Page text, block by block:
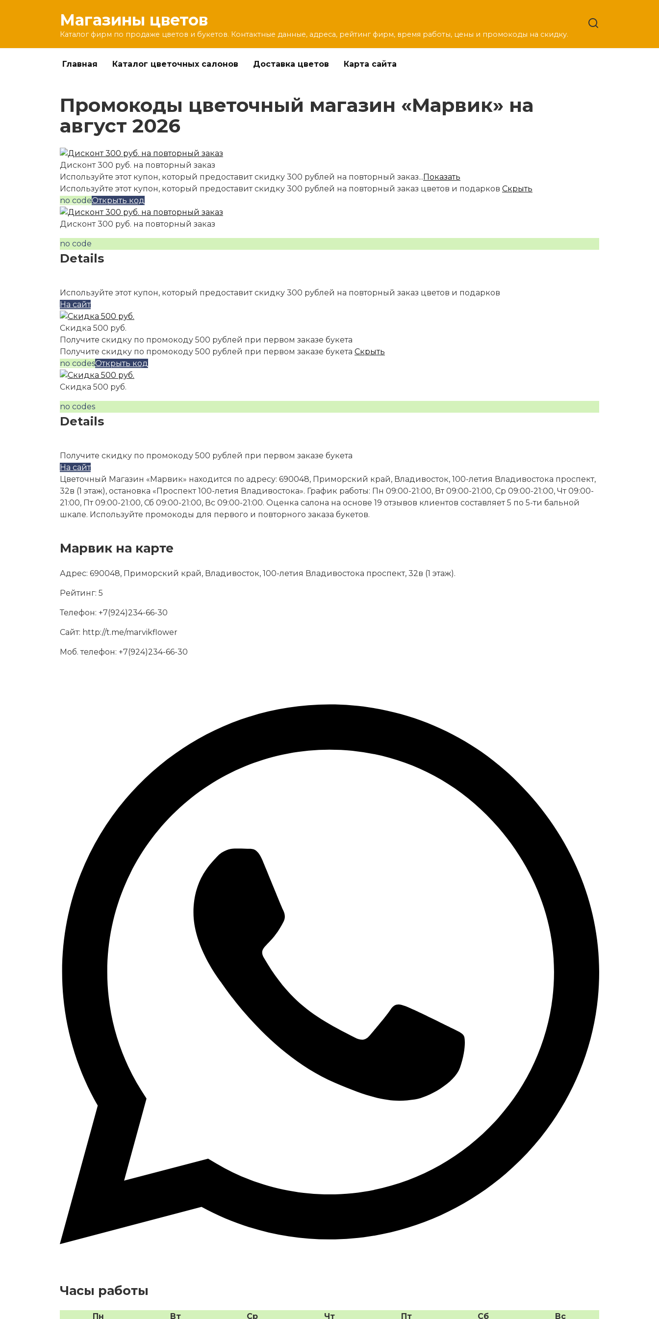
Магазины цветов
Каталог фирм по продаже цветов и букетов. Контактные данные, адреса, рейтинг фирм, время работы, цены и промокоды на скидку.
Главная Каталог цветочных салонов Доставка цветов Карта сайта
Промокоды цветочный магазин «Марвик» на
август 2026
Дисконт 300 руб. на повторный заказ
Используйте этот купон, который предоставит скидку 300 рублей на повторный заказ...Показать
Используйте этот купон, который предоставит скидку 300 рублей на повторный заказ цветов и подарков Скрыть
no codeОткрыть код
Дисконт 300 руб. на повторный заказ
no code
Details
Используйте этот купон, который предоставит скидку 300 рублей на повторный заказ цветов и подарков
На сайт
Скидка 500 руб.
Получите скидку по промокоду 500 рублей при первом заказе букета
Получите скидку по промокоду 500 рублей при первом заказе букета Скрыть
no codesОткрыть код
Скидка 500 руб.
no codes
Details
Получите скидку по промокоду 500 рублей при первом заказе букета
На сайт
Цветочный Магазин «Марвик» находится по адресу: 690048, Приморский край, Владивосток, 100-летия Владивостока проспект,
32в (1 этаж), остановка «Проспект 100-летия Владивостока». График работы: Пн 09:00-21:00, Вт 09:00-21:00, Ср 09:00-21:00, Чт 09:00-
21:00, Пт 09:00-21:00, Сб 09:00-21:00, Вс 09:00-21:00. Оценка салона на основе 19 отзывов клиентов составляет 5 по 5-ти бальной
шкале. Используйте промокоды для первого и повторного заказа букетов.
Марвик на карте
Адрес: 690048, Приморский край, Владивосток, 100-летия Владивостока проспект, 32в (1 этаж).
Рейтинг: 5
Телефон: +7(924)234-66-30
Сайт: http://t.me/marvikflower
Моб. телефон: +7(924)234-66-30
Часы работы
Пн Вт Ср Чт Пт Сб Вс